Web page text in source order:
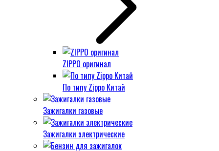
ZIPPO оригинал
По типу Zippo Китай
Зажигалки газовые
Зажигалки электрические